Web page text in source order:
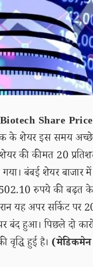
Share
के शेयर इस समय अच्छे
की कीमत 20
गया। बंबई शेयर बाजार
रुपये की बढ़त
यह अपर सर्किट पर
हुआ। पिछले दो
वृद्धि हुई है। (मेडिकमेन